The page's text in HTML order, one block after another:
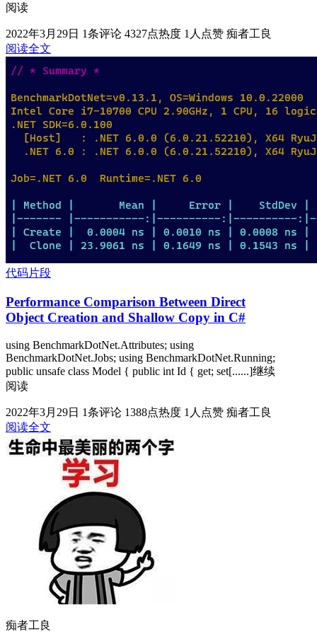
阅读
2022年3月29日 1条评论 4327点热度 1人点赞 痴者工良
阅读全文
代码片段
Performance Comparison Between Direct
Object Creation and Shallow Copy in C#
using BenchmarkDotNet.Attributes; using
BenchmarkDotNet.Jobs; using BenchmarkDotNet.Running;
public unsafe class Model { public int Id { get; set[......]继续
阅读
2022年3月29日 1条评论 1388点热度 1人点赞 痴者工良
阅读全文
痴者工良